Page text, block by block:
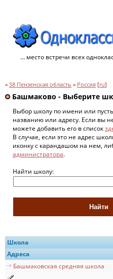
... место встречи всех
» 58 Пензенская область » Россия [ru]
Башмаково - Выберите
Выбор школу по имени или
названию или адресу. Если вы
можете добавить его в список
В случае, если это не адрес
иконку с карандашом на нем,
администратора.
Найти школу:
Школа
Адреса
Башмаковская средняя школа